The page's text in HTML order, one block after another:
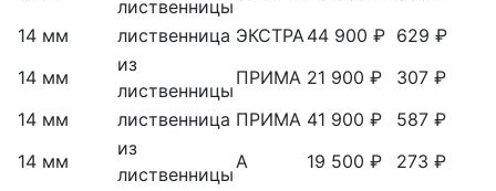
лиственницы
14 мм
лиственница ЭКСТРА44 900 ₽ 629 ₽
14 мм
из
лиственницы
ПРИМА 21 900 ₽
307 ₽
14 мм
лиственница ПРИМА 41 900 ₽
587 ₽
14 мм
из
лиственницы
А 19 500 ₽
273 ₽